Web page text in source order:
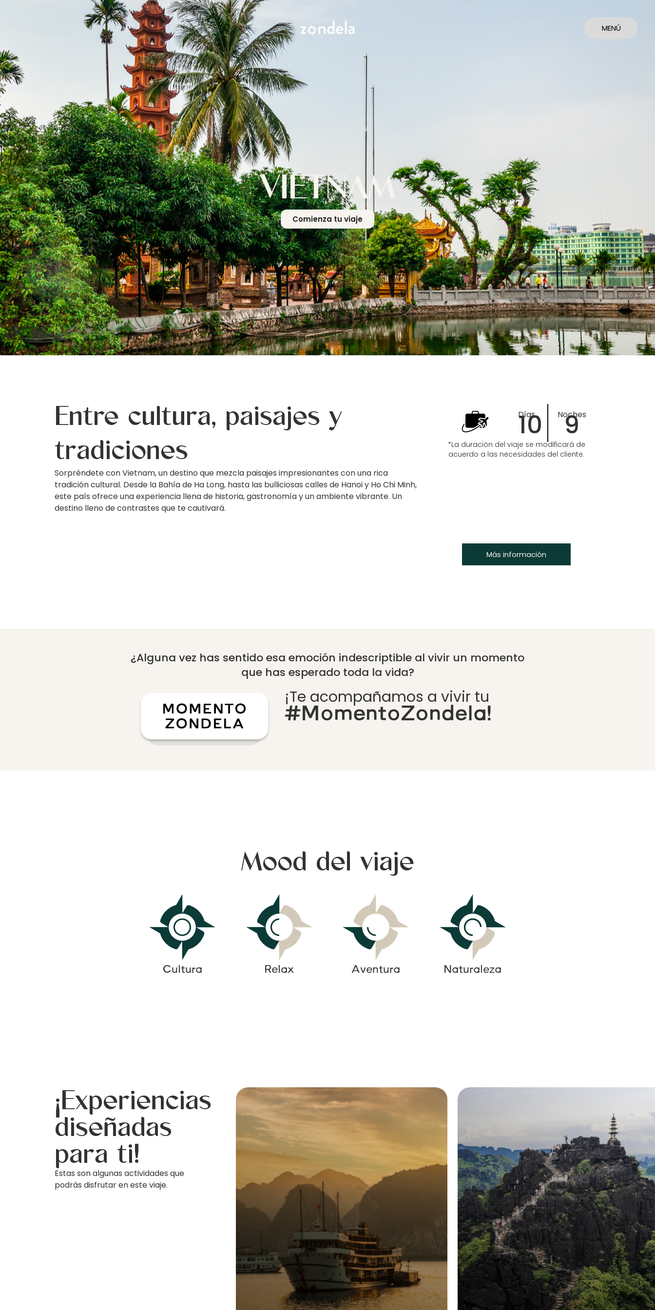
MENÚ
VIETNAM
Comienza tu viaje
Entre cultura, paisajes y
tradiciones
Sorpréndete con Vietnam, un destino que mezcla paisajes impresionantes con una rica
tradición cultural. Desde la Bahía de Ha Long, hasta las bulliciosas calles de Hanoi y Ho Chi Minh,
este país ofrece una experiencia llena de historia, gastronomía y un ambiente vibrante. Un
destino lleno de contrastes que te cautivará.
Días
10 Noches
9
*La duración del viaje se modificará de
acuerdo a las necesidades del cliente.
Más información
¿Alguna vez has sentido esa emoción indescriptible al vivir un momento
que has esperado toda la vida?
¡Te acompañamos a vivir tu
#MomentoZondela!
Mood del viaje
Cultura Relax Aventura Naturaleza
¡Experiencias
diseñadas
para ti!
Estas son algunas actividades que
podrás disfrutar en este viaje.